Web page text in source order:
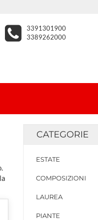
3391301900
3389262000
CATEGORIE
ESTATE
COMPOSIZIONI
LAUREA
PIANTE